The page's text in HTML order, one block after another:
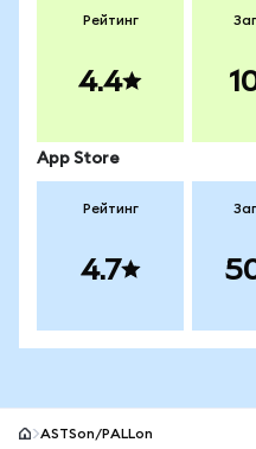
Рейтинг
4.4
App Store
Рейтинг
4.7
ASTSon/PALLon